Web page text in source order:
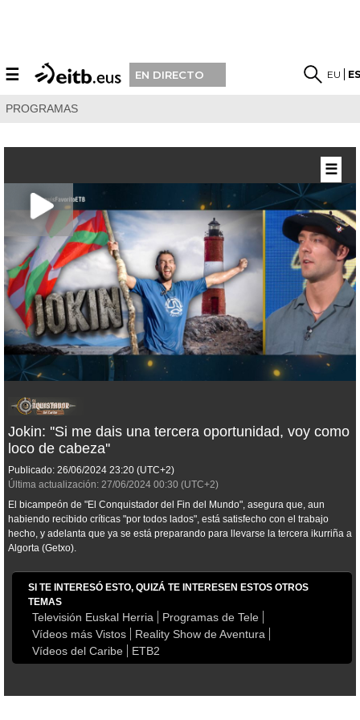
☰ EN DIRECTO EU
PROGRAMAS
Jokin: ''Si me dais una tercera oportunidad, voy como
loco de cabeza''
Publicado: 26/06/2024 23:20 (UTC+2)
Última actualización: 27/06/2024 00:30 (UTC+2)
El bicampeón de "El Conquistador del Fin del Mundo", asegura que, aun
habiendo recibido críticas "por todos lados", está satisfecho con el trabajo
hecho, y adelanta que ya se está preparando para llevarse la tercera ikurriña a
Algorta (Getxo).
SI TE INTERESÓ ESTO, QUIZÁ TE INTERESEN ESTOS OTROS
TEMAS
Televisión Euskal Herria
Programas de Tele
Vídeos más Vistos
Reality Show de Aventura
Vídeos del Caribe
ETB2
☰